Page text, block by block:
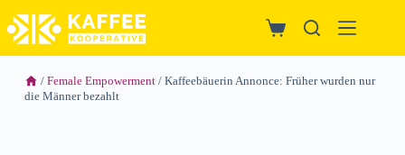
/ Female Empowerment/ Kaffeebäuerin Annonce: Früher wurden nur
die Männer bezahlt